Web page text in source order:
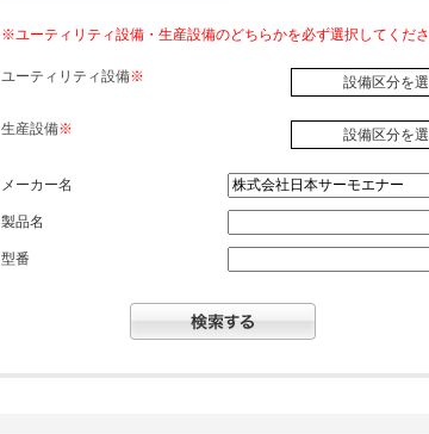
※ユーティリティ設備・生産設備のどちらかを必ず選択してくださ
ユーティリティ設備※ 設備区分を
生産設備※ 設備区分を
メーカー名
製品名
型番